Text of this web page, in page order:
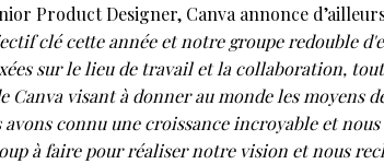
Product Designer, Canva annonce
clé cette année et notre groupe redouble
sur le lieu de travail et la collaboration,
Canva visant à donner au monde les moyens
avons connu une croissance incroyable et
à faire pour réaliser notre vision et nous